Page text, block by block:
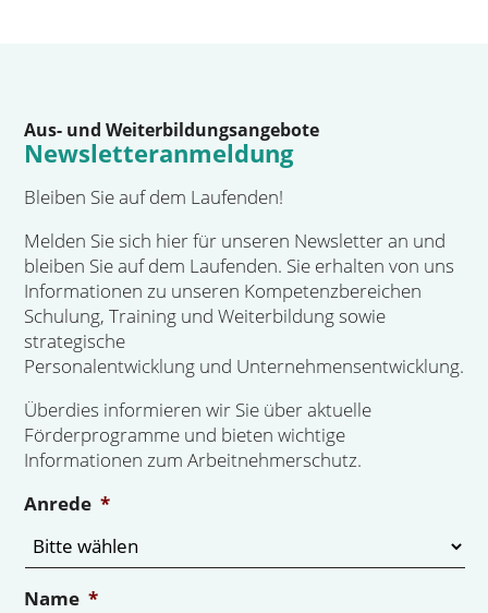
Aus- und Weiterbildungsangebote
Newsletteranmeldung
Bleiben Sie auf dem Laufenden!
Melden Sie sich hier für unseren Newsletter an und
bleiben Sie auf dem Laufenden. Sie erhalten von uns
Informationen zu unseren Kompetenzbereichen
Schulung, Training und Weiterbildung sowie
strategische
Personalentwicklung und Unternehmensentwicklung.
Überdies informieren wir Sie über aktuelle
Förderprogramme und bieten wichtige
Informationen zum Arbeitnehmerschutz.
Anrede *
Name *